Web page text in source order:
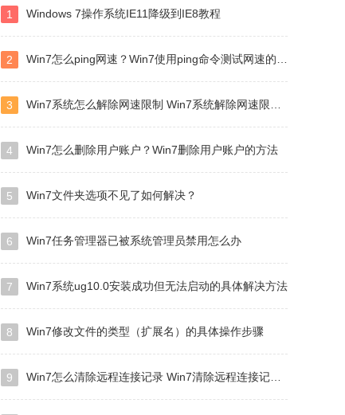
1 Windows 7操作系统IE11降级到IE8教程
2 Win7怎么ping网速？Win7使用ping命令测试网速的方法
3 Win7系统怎么解除网速限制 Win7系统解除网速限制方法
4 Win7怎么删除用户账户？Win7删除用户账户的方法
5 Win7文件夹选项不见了如何解决？
6 Win7任务管理器已被系统管理员禁用怎么办
7 Win7系统ug10.0安装成功但无法启动的具体解决方法
8 Win7修改文件的类型（扩展名）的具体操作步骤
9 Win7怎么清除远程连接记录 Win7清除远程连接记录方法